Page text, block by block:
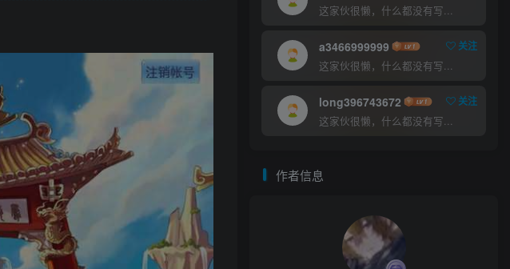
这家伙很懒，什么都没有写...
a3466999999
关注
这家伙很懒，什么都没有写...
long396743672
关注
这家伙很懒，什么都没有写...
作者信息